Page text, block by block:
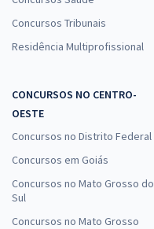
Concursos Tribunais
Residência Multiprofissional
CONCURSOS NO CENTRO-
OESTE
Concursos no Distrito Federal
Concursos em Goiás
Concursos no Mato Grosso do
Sul
Concursos no Mato Grosso